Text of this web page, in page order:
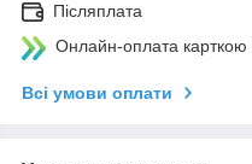
Післяплата
Онлайн-оплата
Всі умови оплати